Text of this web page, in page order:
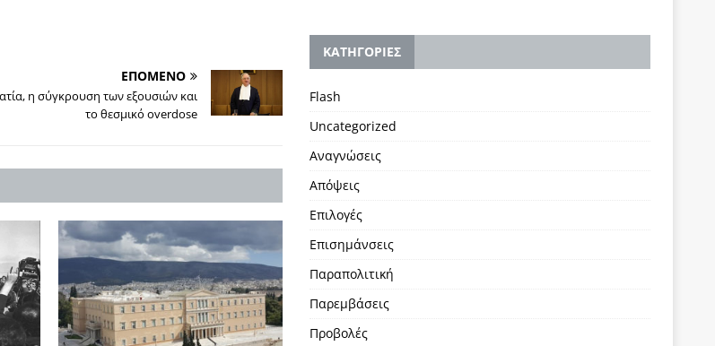
ΕΠΟΜΕΝΟ
η σύγκρουση των εξουσιών και
το θεσμικό overdose
KΑΤΗΓΟΡΙΕΣ
Flash
Uncategorized
Αναγνώσεις
Απόψεις
Επιλογές
Επισημάνσεις
Παραπολιτική
Παρεμβάσεις
Προβολές